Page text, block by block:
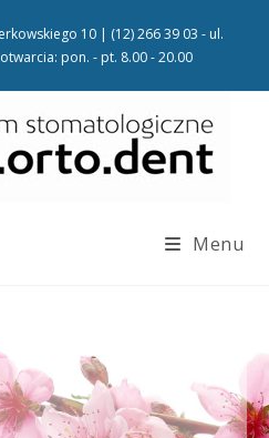
10 | (12) 266 39 03 - ul.
pon. - pt. 8.00 - 20.00
Menu